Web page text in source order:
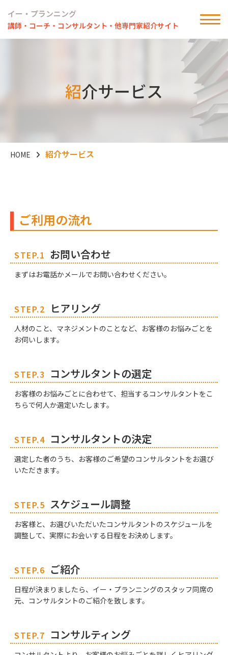
イー・プランニング
講師・コーチ・コンサルタント・他専門家紹介サイト
紹介サービス
HOME 紹介サービス
ご利用の流れ
STEP.1 お問い合わせ
まずはお電話かメールでお問い合わせください。
STEP.2 ヒアリング
人材のこと、マネジメントのことなど、お客様のお悩みごとを
お伺いします。
STEP.3 コンサルタントの選定
お客様のお悩みごとに合わせて、担当するコンサルタントをこ
ちらで何人か選定いたします。
STEP.4 コンサルタントの決定
選定した者のうち、お客様のご希望のコンサルタントをお選び
いただきます。
STEP.5 スケジュール調整
お客様と、お選びいただいたコンサルタントのスケジュールを
調整して、実際にお会いする日程をお決めします。
STEP.6 ご紹介
日程が決まりましたら、イー・プランニングのスタッフ同席の
元、コンサルタントのご紹介を致します。
STEP.7 コンサルティング